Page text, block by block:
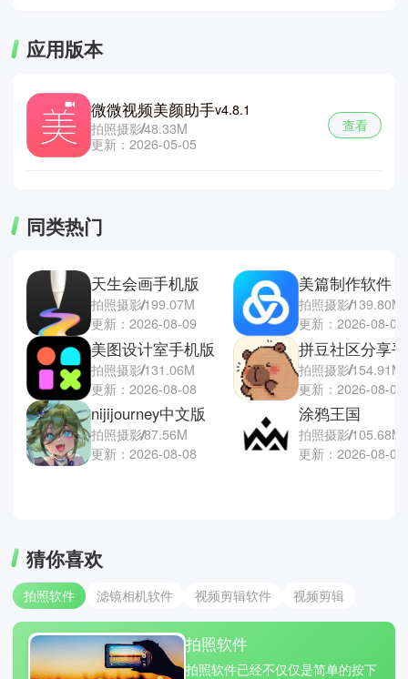
应用版本
微微视频美颜助手v4.8.1
拍照摄影48.33M
更新：2026-05-05
查看
同类热门
天生会画手机版
拍照摄影199.07M
更新：2026-08-09
美图设计室手机版
拍照摄影131.06M
更新：2026-08-08
nijijourney中文版
拍照摄影87.56M
更新：2026-08-08
美篇制作软件
拍照摄影139.80M
更新：2026-08-08
拼豆社区分享
拍照摄影154.91M
更新：2026-08-07
涂鸦王国
拍照摄影105.68M
更新：2026-08-07
猜你喜欢
拍照软件 滤镜相机软件 视频剪辑软件 视频剪辑
拍照软件
拍照软件已经不仅仅是简单的按下